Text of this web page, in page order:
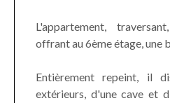
L'appartement,
offrant au 6ème étage, une
Entièrement repeint, il
extérieurs, d'une cave et